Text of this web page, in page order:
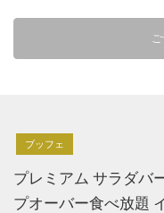
ブッフェ
プレミアム サラダバ
プオーバー食べ放題